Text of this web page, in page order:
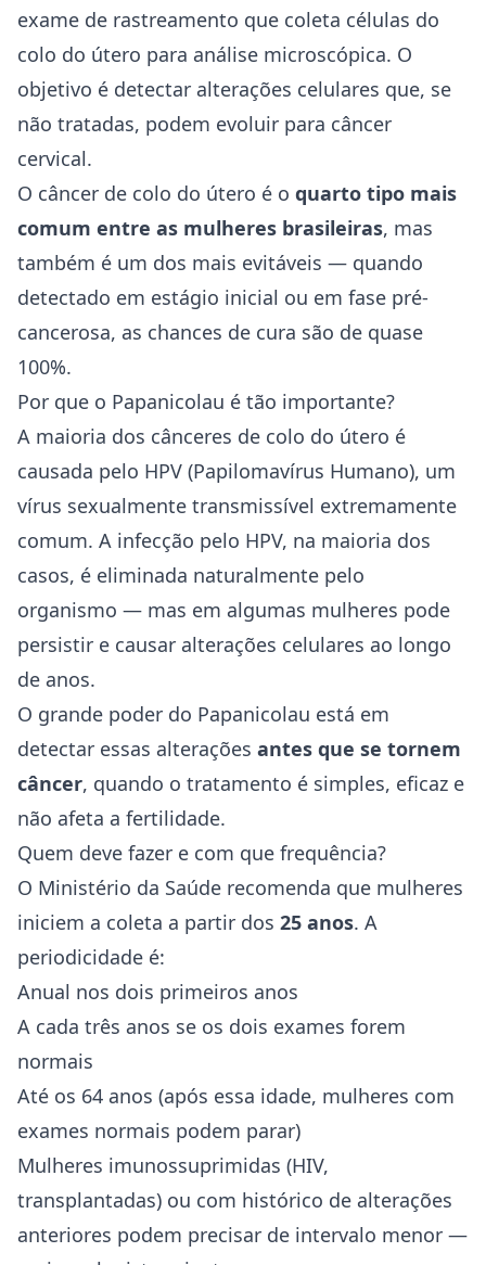
exame de rastreamento que coleta células do
colo do útero para análise microscópica. O
objetivo é detectar alterações celulares que, se
não tratadas, podem evoluir para câncer
cervical.
O câncer de colo do útero é o quarto tipo mais
comum entre as mulheres brasileiras, mas
também é um dos mais evitáveis — quando
detectado em estágio inicial ou em fase pré-
cancerosa, as chances de cura são de quase
100%.
Por que o Papanicolau é tão importante?
A maioria dos cânceres de colo do útero é
causada pelo HPV (Papilomavírus Humano), um
vírus sexualmente transmissível extremamente
comum. A infecção pelo HPV, na maioria dos
casos, é eliminada naturalmente pelo
organismo — mas em algumas mulheres pode
persistir e causar alterações celulares ao longo
de anos.
O grande poder do Papanicolau está em
detectar essas alterações antes que se tornem
câncer, quando o tratamento é simples, eficaz e
não afeta a fertilidade.
Quem deve fazer e com que frequência?
O Ministério da Saúde recomenda que mulheres
iniciem a coleta a partir dos 25 anos. A
periodicidade é:
Anual nos dois primeiros anos
A cada três anos se os dois exames forem
normais
Até os 64 anos (após essa idade, mulheres com
exames normais podem parar)
Mulheres imunossuprimidas (HIV,
transplantadas) ou com histórico de alterações
anteriores podem precisar de intervalo menor —